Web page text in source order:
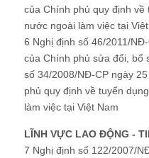
của Chính phủ quy định
nước ngoài làm việc tại
6 Nghị định số 46/2011/
của Chính phủ sửa đổi, bổ
số 34/2008/NĐ-CP ngày
phủ quy định về tuyển
làm việc tại Việt Nam
LĨNH VỰC LAO ĐỘNG -
7 Nghị định số 122/2007/